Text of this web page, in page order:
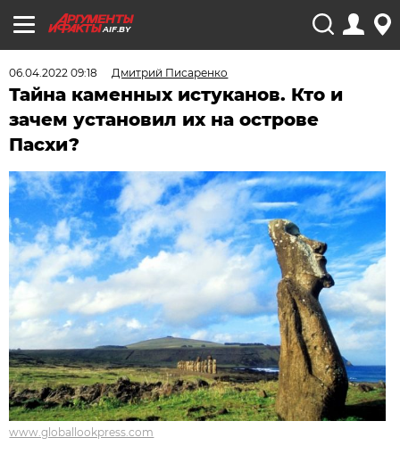
AIF.BY
06.04.2022 09:18 Дмитрий Писаренко
Тайна каменных истуканов. Кто и
зачем установил их на острове
Пасхи?
www.globallookpress.com